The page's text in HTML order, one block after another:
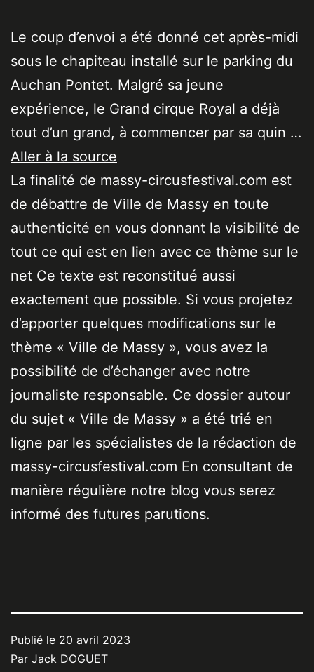
Le coup d’envoi a été donné cet après-midi
sous le chapiteau installé sur le parking du
Auchan Pontet. Malgré sa jeune
expérience, le Grand cirque Royal a déjà
tout d’un grand, à commencer par sa quin …
Aller à la source
La finalité de massy-circusfestival.com est
de débattre de Ville de Massy en toute
authenticité en vous donnant la visibilité de
tout ce qui est en lien avec ce thème sur le
net Ce texte est reconstitué aussi
exactement que possible. Si vous projetez
d’apporter quelques modifications sur le
thème « Ville de Massy », vous avez la
possibilité de d’échanger avec notre
journaliste responsable. Ce dossier autour
du sujet « Ville de Massy » a été trié en
ligne par les spécialistes de la rédaction de
massy-circusfestival.com En consultant de
manière régulière notre blog vous serez
informé des futures parutions.
Publié le 20 avril 2023
Par Jack DOGUET